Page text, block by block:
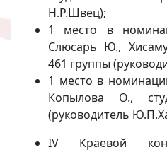
Н.Р.Швец);
1 место в
Слюсарь Ю.,
461 группы
1 место в
Копылова О.,
(руководитель
IV Краевой